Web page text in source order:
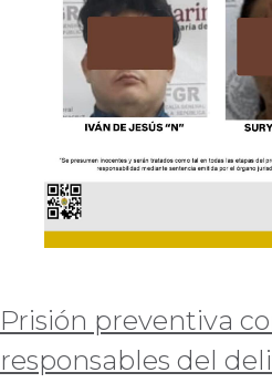
Prisión preventiva
responsables del